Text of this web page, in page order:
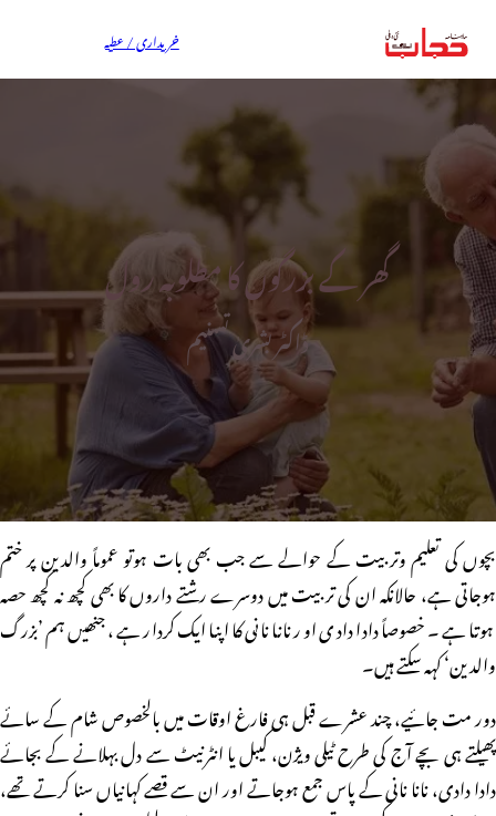
خریداری / عطیہ
گھر کے بزرگوں کا مطلوبہ رول
ڈاکٹر بشریٰ تسنیم
بچوں کی تعلیم وتربیت کے حوالے سے جب بھی بات ہوتو عموماً والدین پر ختم
ہوجاتی ہے، حالانکہ ان کی تربیت میں دوسرے رشتے داروں کا بھی کچھ نہ کچھ حصہ
ہوتا ہے۔ خصوصاً دادا دادی اور نانا نانی کا اپنا ایک کردار ہے، جنھیں ہم ’بزرگ
والدین‘ کہہ سکتے ہیں۔
دور مت جائیے، چند عشرے قبل ہی فارغ اوقات میں بالخصوص شام کے سائے
پھیلتے ہی بچے آج کی طرح ٹیلی ویژن، کیبل یا انٹرنیٹ سے دل بہلانے کے بجائے
دادا دادی، نانا نانی کے پاس جمع ہوجاتے اور ان سے قصے کہانیاں سنا کرتے تھے،